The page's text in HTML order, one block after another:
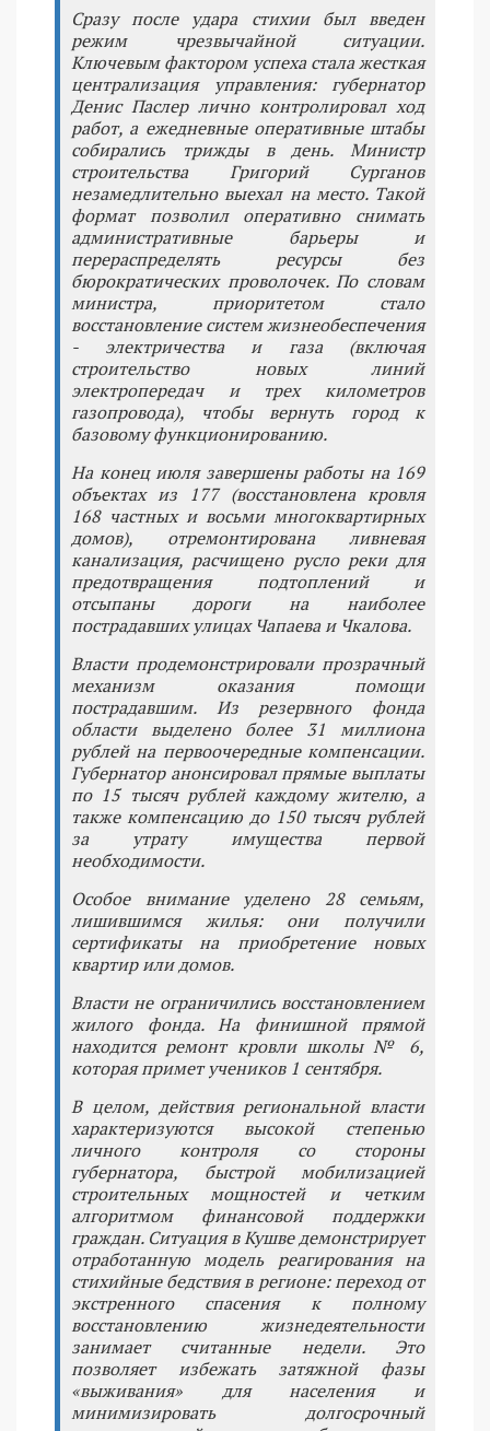
Сразу после удара стихии был введен
режим чрезвычайной ситуации.
Ключевым фактором успеха стала жесткая
централизация управления: губернатор
Денис Паслер лично контролировал ход
работ, а ежедневные оперативные штабы
собирались трижды в день. Министр
строительства Григорий Сурганов
незамедлительно выехал на место. Такой
формат позволил оперативно снимать
административные барьеры и
перераспределять ресурсы без
бюрократических проволочек. По словам
министра, приоритетом стало
восстановление систем жизнеобеспечения
- электричества и газа (включая
строительство новых линий
электропередач и трех километров
газопровода), чтобы вернуть город к
базовому функционированию.
На конец июля завершены работы на 169
объектах из 177 (восстановлена кровля
168 частных и восьми многоквартирных
домов), отремонтирована ливневая
канализация, расчищено русло реки для
предотвращения подтоплений и
отсыпаны дороги на наиболее
пострадавших улицах Чапаева и Чкалова.
Власти продемонстрировали прозрачный
механизм оказания помощи
пострадавшим. Из резервного фонда
области выделено более 31 миллиона
рублей на первоочередные компенсации.
Губернатор анонсировал прямые выплаты
по 15 тысяч рублей каждому жителю, а
также компенсацию до 150 тысяч рублей
за утрату имущества первой
необходимости.
Особое внимание уделено 28 семьям,
лишившимся жилья: они получили
сертификаты на приобретение новых
квартир или домов.
Власти не ограничились восстановлением
жилого фонда. На финишной прямой
находится ремонт кровли школы № 6,
которая примет учеников 1 сентября.
В целом, действия региональной власти
характеризуются высокой степенью
личного контроля со стороны
губернатора, быстрой мобилизацией
строительных мощностей и четким
алгоритмом финансовой поддержки
граждан. Ситуация в Кушве демонстрирует
отработанную модель реагирования на
стихийные бедствия в регионе: переход от
экстренного спасения к полному
восстановлению жизнедеятельности
занимает считанные недели. Это
позволяет избежать затяжной фазы
«выживания» для населения и
минимизировать долгосрочный